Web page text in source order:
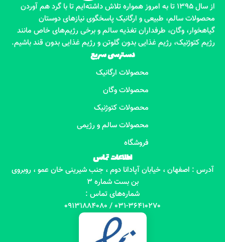
از سال 1395 تا به امروز همواره تلاش داشته‌ایم تا با گرد هم آوردن
محصولات سالم، طبیعی و ارگانیک پاسخگوی نیازهای دوستان
گیاهخوار، وگان، طرفداران تغذیه سالم و برخی رژیم‌های خاص مانند
رژیم کتوژنیک، رژیم غذایی بدون گلوتن و رژیم غذایی بدون قند باشیم.
دسترسی سریع
محصولات ارگانیک
محصولات وگان
محصولات کتوژنیک
محصولات سالم و رژیمی
فروشگاه
اطلاعات تماس
آدرس : اصفهان ، خیابان آپادانا دوم ، جنب شیرینی خان عمو ، روبروی
بن بست شماره 3
شماره‌های تماس :
031-36410270 / 09131884080